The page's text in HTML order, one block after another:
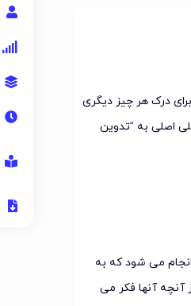
درک هر چیز دیگری
اصلی به “تدوین
می شود که به
آنچه آنها فکر می